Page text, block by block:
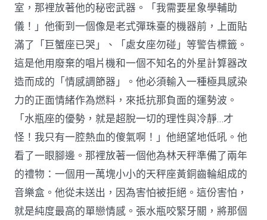
室，那裡放著他的秘密武器。「我需要星象學輔助
儀！」他衝到一個像是老式彈珠臺的機器前，上面貼
滿了「巨蟹座已哭」、「處女座勿碰」等警告標籤。
這是他用廢棄的唱片機和一個不知名的外星計算器改
造而成的「情感調節器」。他必須輸入一種極具感染
力的正面情緒作為燃料，來抵抗那負面的運勢波。
「水瓶座的優勢，就是超脫一切的理性與冷靜…才
怪！我只有一腔熱血的傻氣啊！」他絕望地低吼。他
看了一眼腳邊。那裡放著一個他為林天秤準備了兩年
的禮物：一個用一萬塊小小的天秤座黃銅齒輪組成的
音樂盒。他從未送出，因為害怕被拒絕。這份害怕，
就是純度最高的單戀情感。張水瓶咬緊牙關，將那個